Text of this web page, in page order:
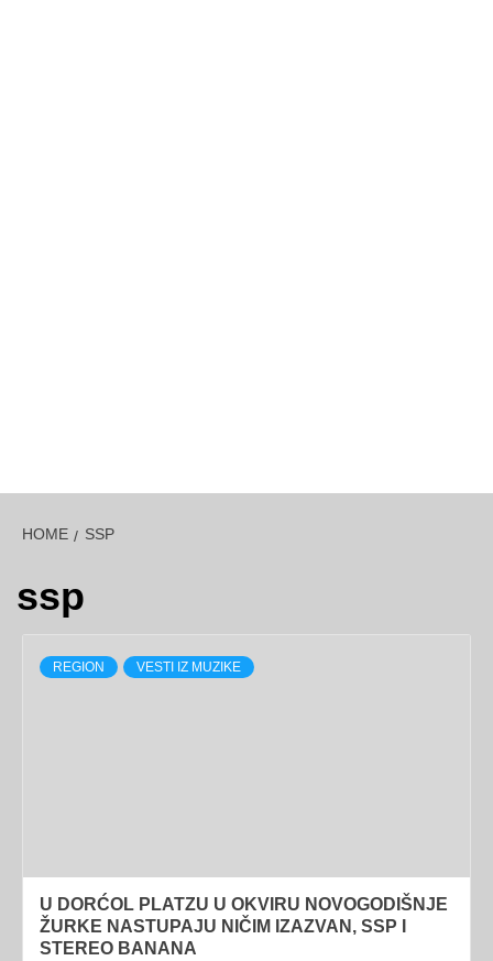
HOME SSP
ssp
REGION VESTI IZ MUZIKE
U DORĆOL PLATZU U OKVIRU NOVOGODIŠNJE
ŽURKE NASTUPAJU NIČIM IZAZVAN, SSP I
STEREO BANANA